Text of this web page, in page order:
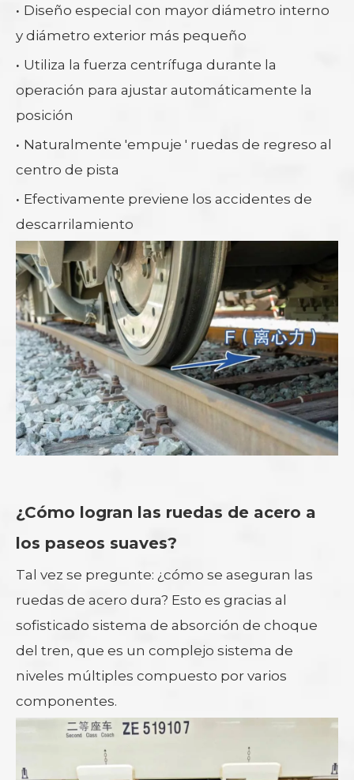
· Diseño especial con mayor diámetro interno
y diámetro exterior más pequeño
· Utiliza la fuerza centrífuga durante la
operación para ajustar automáticamente la
posición
· Naturalmente 'empuje ' ruedas de regreso al
centro de pista
· Efectivamente previene los accidentes de
descarrilamiento
¿Cómo logran las ruedas de acero a
los paseos suaves?
Tal vez se pregunte: ¿cómo se aseguran las
ruedas de acero dura? Esto es gracias al
sofisticado sistema de absorción de choque
del tren, que es un complejo sistema de
niveles múltiples compuesto por varios
componentes.